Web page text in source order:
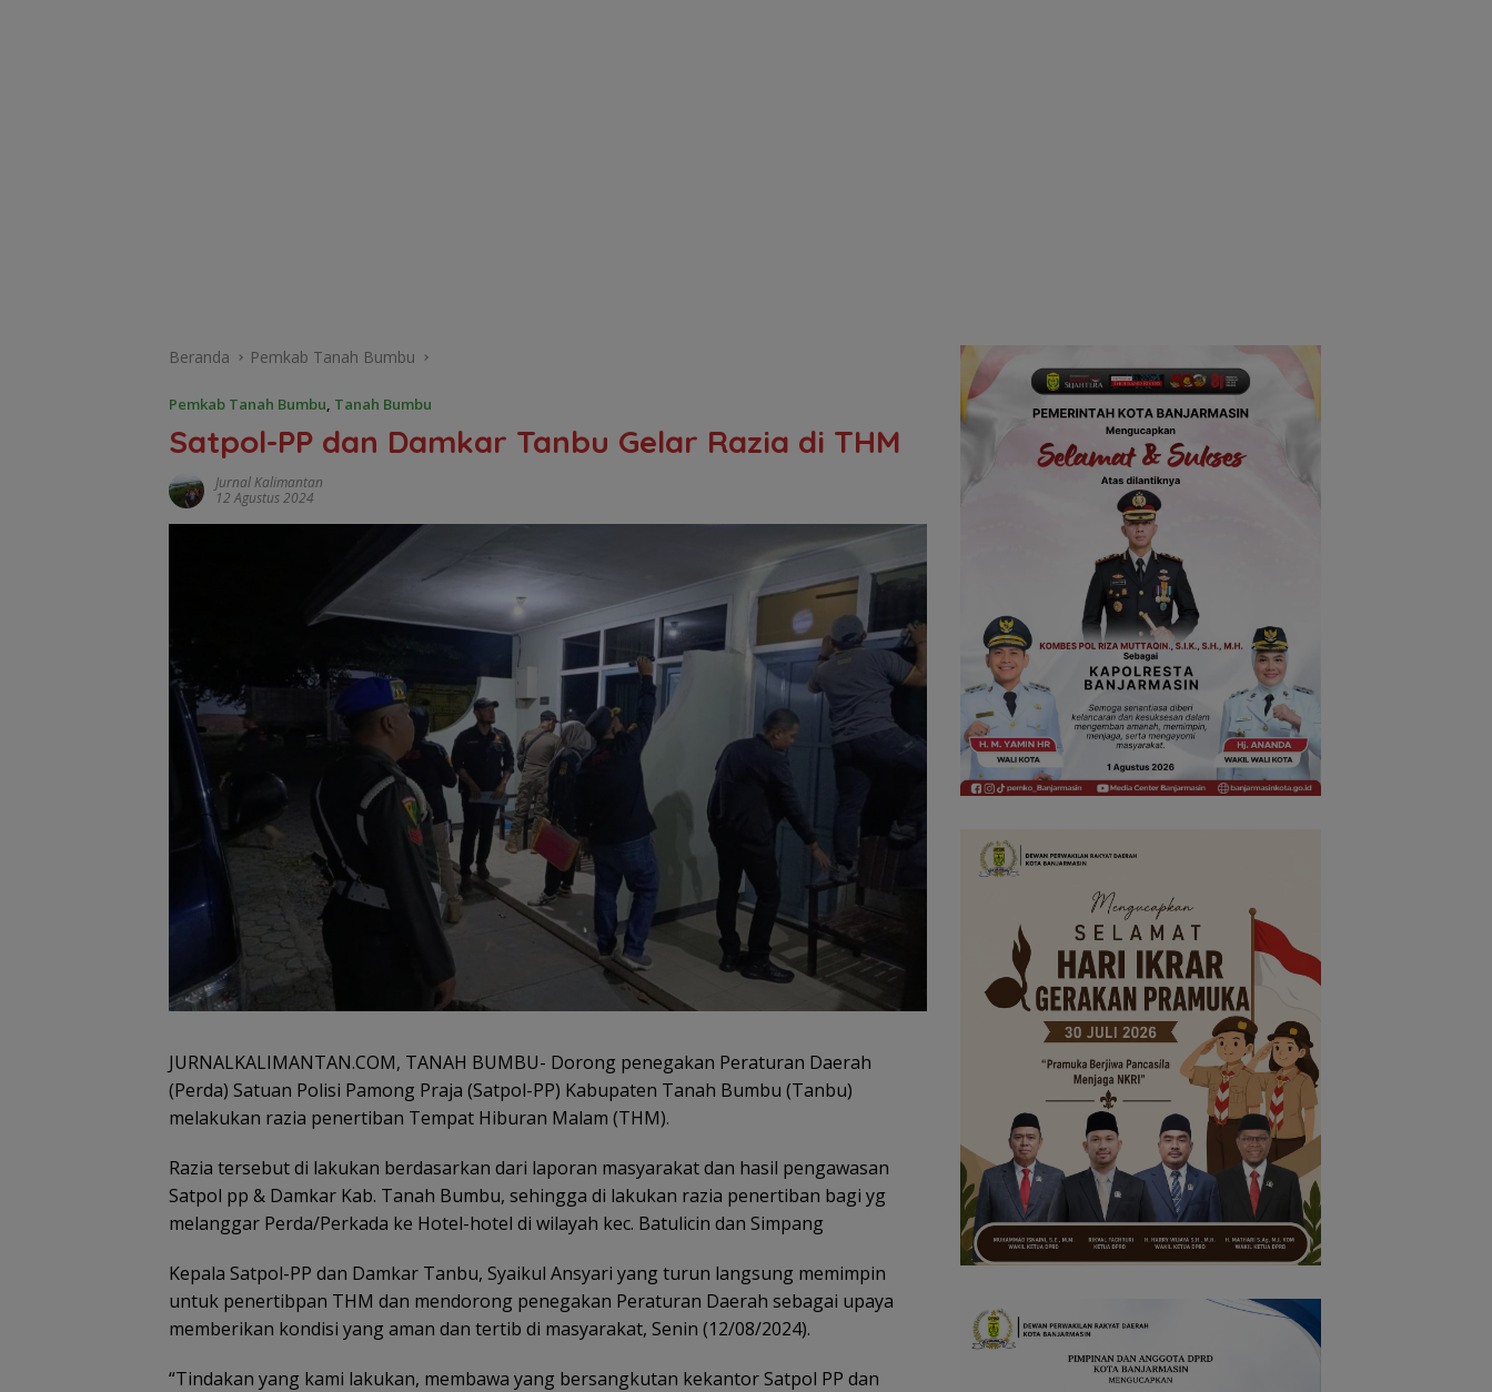
Beranda Pemkab Tanah Bumbu
Pemkab Tanah Bumbu, Tanah Bumbu
Satpol-PP dan Damkar Tanbu Gelar Razia di THM
Jurnal Kalimantan
12 Agustus 2024
JURNALKALIMANTAN.COM, TANAH BUMBU- Dorong penegakan Peraturan Daerah
(Perda) Satuan Polisi Pamong Praja (Satpol-PP) Kabupaten Tanah Bumbu (Tanbu)
melakukan razia penertiban Tempat Hiburan Malam (THM).
Razia tersebut di lakukan berdasarkan dari laporan masyarakat dan hasil pengawasan
Satpol pp & Damkar Kab. Tanah Bumbu, sehingga di lakukan razia penertiban bagi yg
melanggar Perda/Perkada ke Hotel-hotel di wilayah kec. Batulicin dan Simpang
Kepala Satpol-PP dan Damkar Tanbu, Syaikul Ansyari yang turun langsung memimpin
untuk penertibpan THM dan mendorong penegakan Peraturan Daerah sebagai upaya
memberikan kondisi yang aman dan tertib di masyarakat, Senin (12/08/2024).
“Tindakan yang kami lakukan, membawa yang bersangkutan kekantor Satpol PP dan